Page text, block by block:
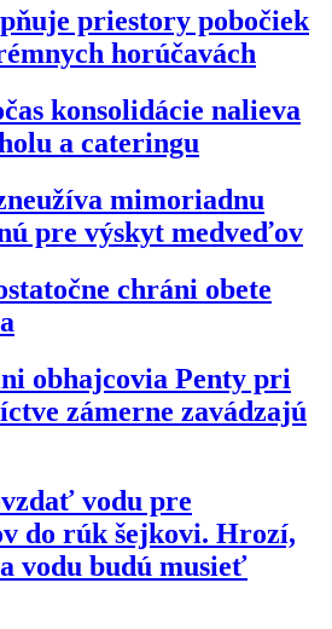
priestory pobočiek
horúčavách
konsolidácie nalieva
a cateringu
mimoriadnu
pre výskyt medveďov
chráni obete
obhajcovia Penty pri
zámerne zavádzajú
vodu pre
do rúk šejkovi. Hrozí,
vodu budú musieť